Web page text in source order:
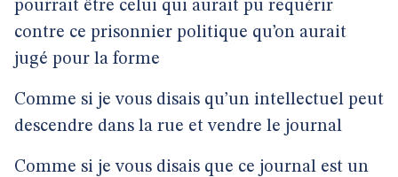
pourrait être celui qui aurait pu requérir
contre ce prisonnier politique qu’on aurait
jugé pour la forme
Comme si je vous disais qu’un intellectuel peut
descendre dans la rue et vendre le journal
Comme si je vous disais que ce journal est un